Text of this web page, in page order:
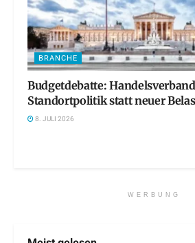
BRANCHE
Budgetdebatte:
Standortpolitik statt neuer
8. JULI 2026
WERBUNG